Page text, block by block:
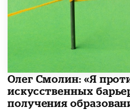
Олег Смолин: «Я
искусственных
получения